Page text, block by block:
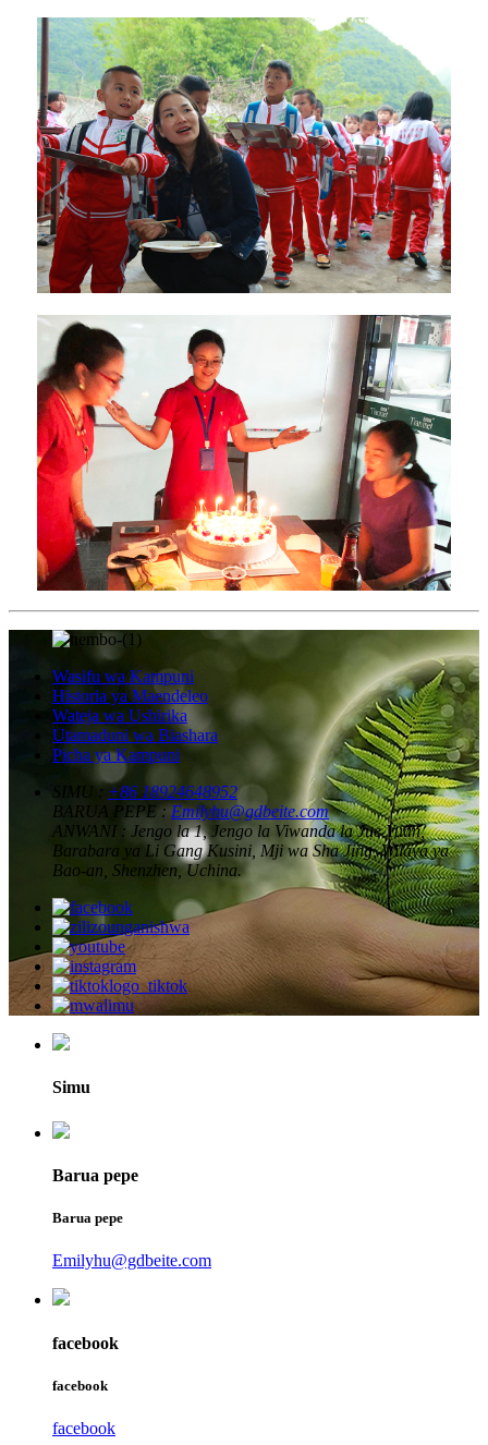
Wasifu wa Kampuni
Historia ya Maendeleo
Wateja wa Ushirika
Utamaduni wa Biashara
Picha ya Kampuni
SIMU : +86 18924648952
BARUA PEPE : Emilyhu@gdbeite.com
ANWANI : Jengo la 1, Jengo la Viwanda la Jue Yuan,
Barabara ya Li Gang Kusini, Mji wa Sha Jing, Wilaya ya
Bao-an, Shenzhen, Uchina.
Simu
Barua pepe
Barua pepe
Emilyhu@gdbeite.com
facebook
facebook
facebook